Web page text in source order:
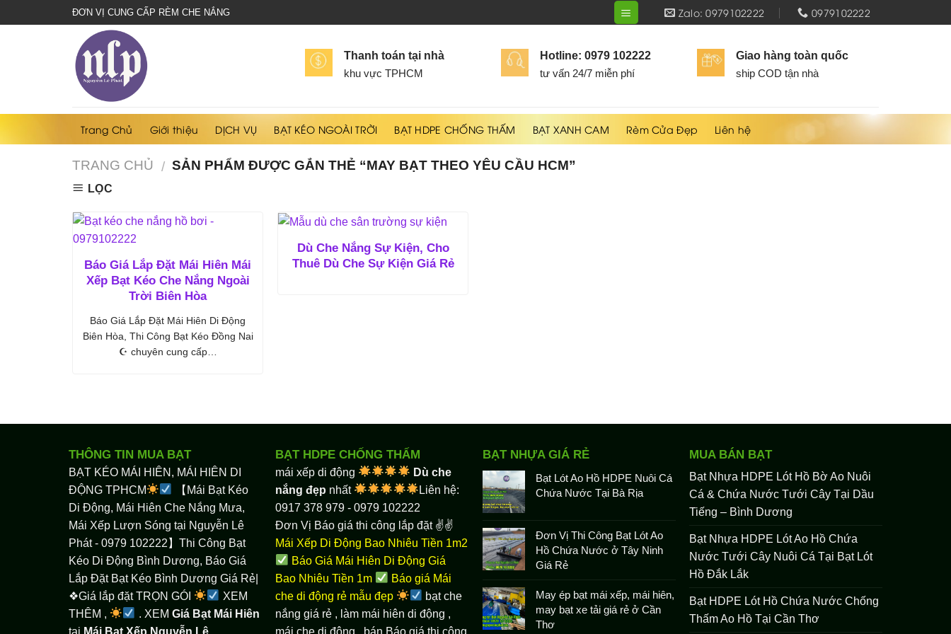
che
ĐƠN VỊ CUNG CẤP RÈM CHE NẮNG Zalo: 0979102222 0979102222
Thanh toán tại nhà
khu vực TPHCM
Hotline: 0979 102222
tư vấn 24/7 miễn phí
Giao hàng toàn quốc
ship COD tận nhà
Trang Chủ Giới thiệu DỊCH VỤ BẠT KÉO NGOÀI TRỜI BẠT HDPE CHỐNG THẤM BẠT XANH CAM Rèm Cửa Đẹp Liên hệ
TRANG CHỦ / SẢN PHẨM ĐƯỢC GẮN THẺ “MAY BẠT THEO YÊU CẦU HCM”
LỌC
Báo Giá Lắp Đặt Mái Hiên Mái
Xếp Bạt Kéo Che Nắng Ngoài
Trời Biên Hòa
Báo Giá Lắp Đặt Mái Hiên Di Động
Biên Hòa, Thi Công Bạt Kéo Đồng Nai
☪ chuyên cung cấp…
Dù Che Nắng Sự Kiện, Cho
Thuê Dù Che Sự Kiện Giá Rẻ
THÔNG TIN MUA BẠT
BẠT KÉO MÁI HIÊN, MÁI HIÊN DI
ĐỘNG TPHCM
【Mái Bạt Kéo
Di Động, Mái Hiên Che Nắng Mưa,
Mái Xếp Lượn Sóng tại Nguyễn Lê
Phát - 0979 102222】Thi Công Bạt
Kéo Di Động Bình Dương, Báo Giá
Lắp Đặt Bạt Kéo Bình Dương Giá Rẻ|
❖Giá lắp đặt TRỌN GÓI
XEM
THÊM ,
. XEM Giá Bạt Mái Hiên
tại Mái Bạt Xếp Nguyễn Lê
BẠT HDPE CHỐNG THẤM
mái xếp di động
Dù che
nắng đẹp nhất
Liên hệ:
0917 378 979 - 0979 102222
Đơn Vị Báo giá thi công lắp đặt ✌✌
Mái Xếp Di Động Bao Nhiêu Tiền 1m2
Báo Giá Mái Hiên Di Động Giá
Bao Nhiêu Tiền 1m
Báo giá Mái
che di động rẻ mẫu đẹp
bạt che
nắng giá rẻ , làm mái hiên di động
mái che di động , bán Báo giá thi công
BẠT NHỰA GIÁ RẺ
Bạt Lót Ao Hồ HDPE Nuôi Cá
Chứa Nước Tại Bà Rịa
Đơn Vị Thi Công Bạt Lót Ao
Hồ Chứa Nước ở Tây Ninh
Giá Rẻ
May ép bạt mái xếp, mái hiên,
may bạt xe tải giá rẻ ở Cần
Thơ
MUA BÁN BẠT
Bạt Nhựa HDPE Lót Hồ Bờ Ao Nuôi
Cá & Chứa Nước Tưới Cây Tại Dầu
Tiếng – Bình Dương
Bạt Nhựa HDPE Lót Ao Hồ Chứa
Nước Tưới Cây Nuôi Cá Tại Bạt Lót
Hồ Đắk Lắk
Bạt HDPE Lót Hồ Chứa Nước Chống
Thấm Ao Hồ Tại Cần Thơ